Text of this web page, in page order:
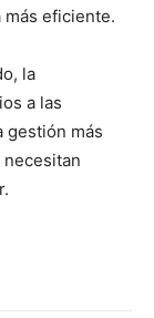
eficiente.
la
a las
gestión más